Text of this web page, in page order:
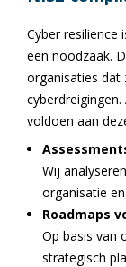
Cyber resilience
een noodzaak.
organisaties dat
voldoen aan
Wij
organisatie
Roadmaps
Op basis van
strategisch